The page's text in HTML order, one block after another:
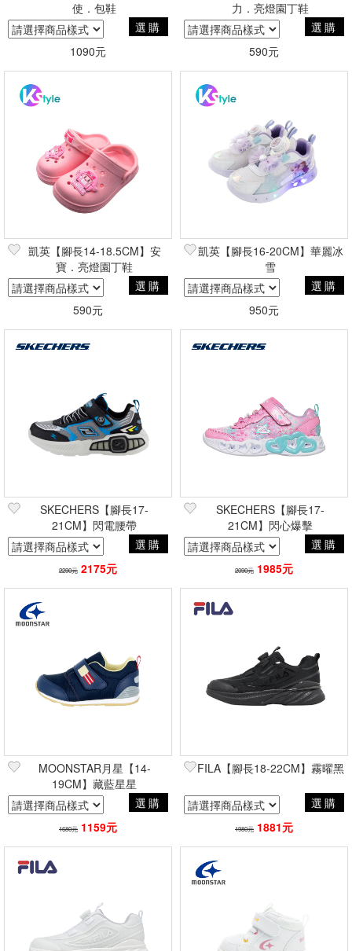
使．包鞋
選購
1090元
力．亮燈園丁鞋
選購
590元
凱英【腳長14-18.5CM】安
寶．亮燈園丁鞋
選購
590元
凱英【腳長16-20CM】華麗冰
雪
選購
950元
SKECHERS【腳長17-
21CM】閃電腰帶
選購
2290元 2175元
SKECHERS【腳長17-
21CM】閃心爆擊
選購
2090元 1985元
MOONSTAR月星【14-
19CM】藏藍星星
選購
1680元 1159元
FILA【腳長18-22CM】霧曜黑
選購
1980元 1881元